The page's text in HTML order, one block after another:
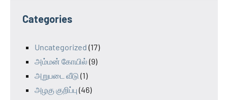
Categories
Uncategorized (17)
அம்மன் கோயில் (9)
அறுபடை வீடு (1)
அழகு குறிப்பு (46)